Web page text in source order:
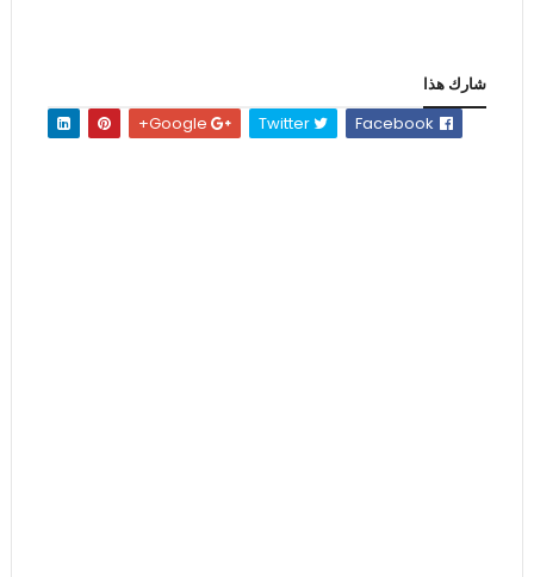
شارك هذا
Twitter